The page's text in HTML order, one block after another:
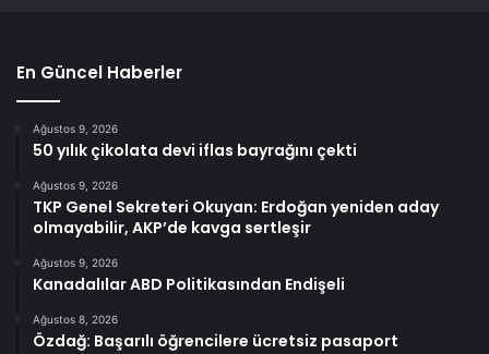
En Güncel Haberler
Ağustos 9, 2026
50 yılık çikolata devi iflas bayrağını çekti
Ağustos 9, 2026
TKP Genel Sekreteri Okuyan: Erdoğan yeniden aday
olmayabilir, AKP’de kavga sertleşir
Ağustos 9, 2026
Kanadalılar ABD Politikasından Endişeli
Ağustos 8, 2026
Özdağ: Başarılı öğrencilere ücretsiz pasaport